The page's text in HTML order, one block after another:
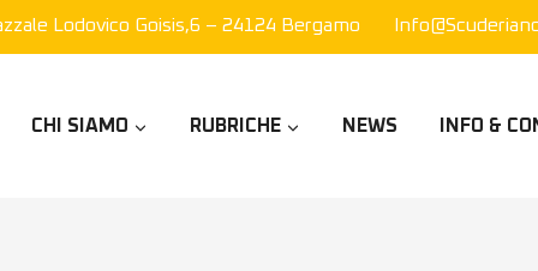
Lodovico Goisis,6 – 24124 Bergamo
CHI SIAMO RUBRICHE NEWS INFO &